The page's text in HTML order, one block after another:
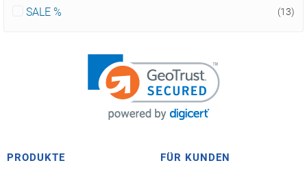
SALE % (13)
PRODUKTE FÜR KUNDEN